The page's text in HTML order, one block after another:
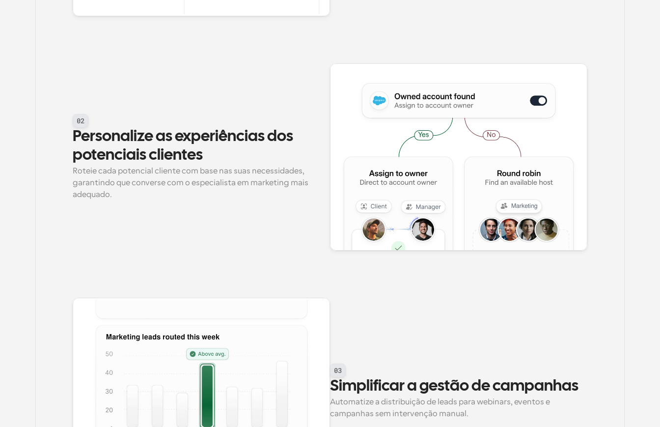
02
Personalize as experiências dos
potenciais clientes
Roteie cada potencial cliente com base nas suas necessidades,
garantindo que converse com o especialista em marketing mais
adequado.
03
Simplificar a gestão de campanhas
Automatize a distribuição de leads para webinars, eventos e
campanhas sem intervenção manual.